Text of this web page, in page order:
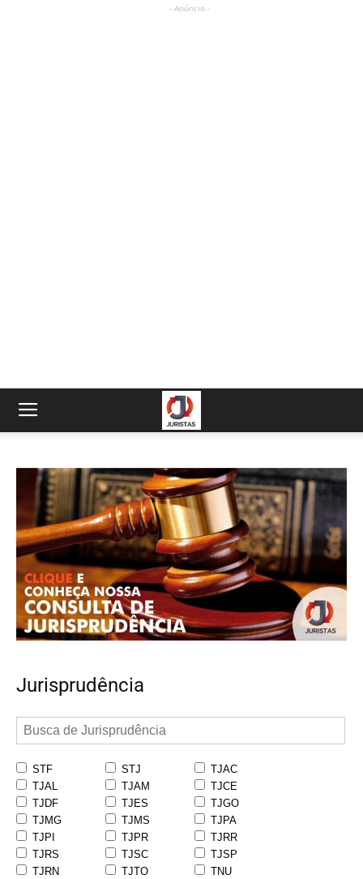
- Anúncio -
Jurisprudência
STF STJ
TJAC
TJAL
TJAM
TJCE
TJDF
TJES
TJGO
TJMG
TJMS
TJPA
TJPI
TJPR
TJRR
TJRS
TJSC
TJSP
TJRN
TJTO
TNU